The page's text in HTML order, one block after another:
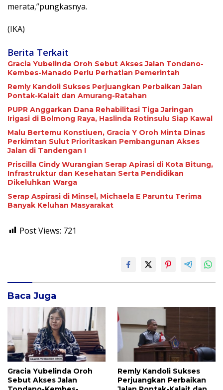
merata,”pungkasnya.
(IKA)
Berita Terkait
Gracia Yubelinda Oroh Sebut Akses Jalan Tondano-
Kembes-Manado Perlu Perhatian Pemerintah
Remly Kandoli Sukses Perjuangkan Perbaikan Jalan
Pontak-Kalait dan Amurang-Ratahan
PUPR Anggarkan Dana Rehabilitasi Tiga Jaringan
Irigasi di Bolmong Raya, Haslinda Rotinsulu Siap Kawal
Malu Bertemu Konstiuen, Gracia Y Oroh Minta Dinas
Perkimtan Sulut Prioritaskan Pembangunan Akses
Jalan di Tandengan I
Priscilla Cindy Wurangian Serap Apirasi di Kota Bitung,
Infrastruktur dan Kesehatan Serta Pendidikan
Dikeluhkan Warga
Serap Aspirasi di Minsel, Michaela E Paruntu Terima
Banyak Keluhan Masyarakat
Post Views: 721
Baca Juga
Gracia Yubelinda Oroh
Sebut Akses Jalan
Remly Kandoli Sukses
Perjuangkan Perbaikan